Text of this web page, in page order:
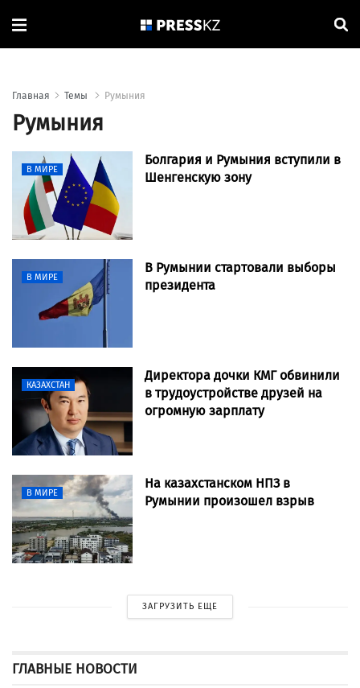
Главная Темы Румыния
Румыния
В МИРЕ
Болгария и Румыния вступили в
Шенгенскую зону
В МИРЕ
В Румынии стартовали выборы
президента
КАЗАХСТАН
Директора дочки КМГ обвинили
в трудоустройстве друзей на
огромную зарплату
В МИРЕ
На казахстанском НПЗ в
Румынии произошел взрыв
ЗАГРУЗИТЬ ЕЩЕ
ГЛАВНЫЕ НОВОСТИ